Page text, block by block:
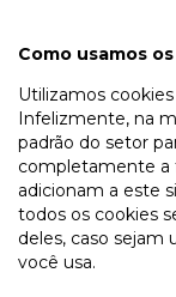
Como usamos
Utilizamos
Infelizmente, na
padrão do setor
completamente a
adicionam a este
todos os cookies
deles, caso sejam
você usa.